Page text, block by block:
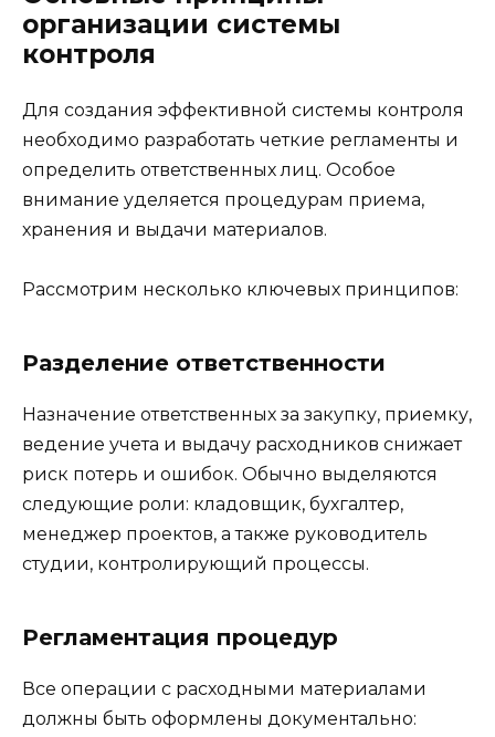
организации системы
контроля
Для создания эффективной системы контроля
необходимо разработать четкие регламенты и
определить ответственных лиц. Особое
внимание уделяется процедурам приема,
хранения и выдачи материалов.
Рассмотрим несколько ключевых принципов:
Разделение ответственности
Назначение ответственных за закупку, приемку,
ведение учета и выдачу расходников снижает
риск потерь и ошибок. Обычно выделяются
следующие роли: кладовщик, бухгалтер,
менеджер проектов, а также руководитель
студии, контролирующий процессы.
Регламентация процедур
Все операции с расходными материалами
должны быть оформлены документально: